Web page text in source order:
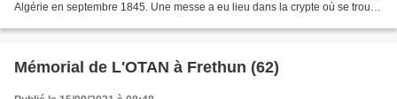
Algérie en septembre 1845. Une messe a eu lieu dans la crypte où se trouve
Mémorial de L'OTAN à Frethun (62)